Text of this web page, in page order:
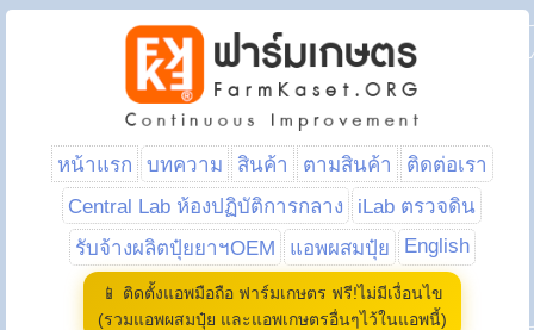
หน้าแรก บทความ สินค้า ตามสินค้า
ติดต่อเรา
Central Lab ห้องปฏิบัติการกลาง
iLab ตรวจดิน
รับจ้างผลิตปุ๋ยยาฯOEM
แอพผสมปุ๋ย English
📱 ติดตั้งแอพมือถือ ฟาร์มเกษตร ฟรี!ไม่มีเงื่อนไข
(รวมแอพผสมปุ๋ย และแอพเกษตรอื่นๆไว้ในแอพนี้)